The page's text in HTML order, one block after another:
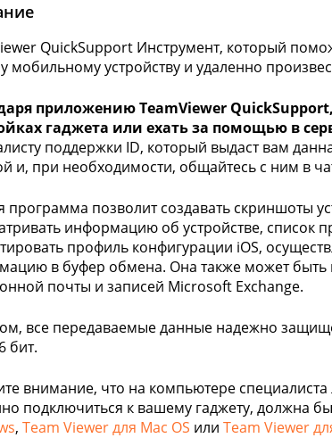
QuickSupport Инструмент, который
мобильному устройству и удаленно
приложению TeamViewer
гаджета или ехать за помощью в
поддержки ID, который выдаст вам
и, при необходимости, общайтесь с ним в
программа позволит создавать скриншоты
информацию об устройстве, список
профиль конфигурации iOS,
в буфер обмена. Она также может быть
почты и записей Microsoft Exchange.
все передаваемые данные надежно
бит.
внимание, что на компьютере
подключиться к вашему гаджету, должна
, Team Viewer для Mac OS или Team Viewer